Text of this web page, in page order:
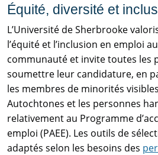
Équité, diversité et
L’Université de Sherbrooke
l’équité et l’inclusion en emploi
communauté et invite toutes les
soumettre leur candidature, en
les membres de minorités
Autochtones et les personnes
relativement au Programme
emploi (PAEE). Les outils de
adaptés selon les besoins des